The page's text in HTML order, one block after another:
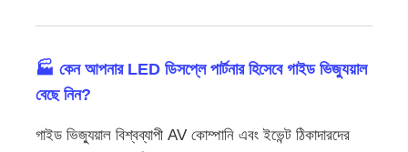
🏭 কেন আপনার LED ডিসপ্লে পার্টনার হিসেবে গাইড ভিজ্যুয়াল
বেছে নিন?
গাইড ভিজ্যুয়াল বিশ্বব্যাপী AV কোম্পানি এবং ইভেন্ট ঠিকাদারদের